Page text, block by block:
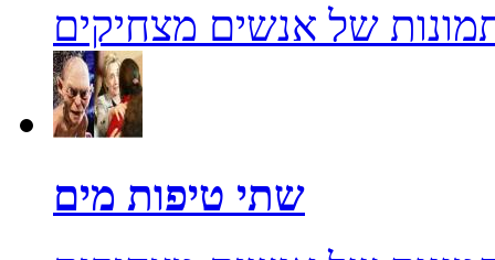
של אנשים מצחיקים
שתי טיפות מים